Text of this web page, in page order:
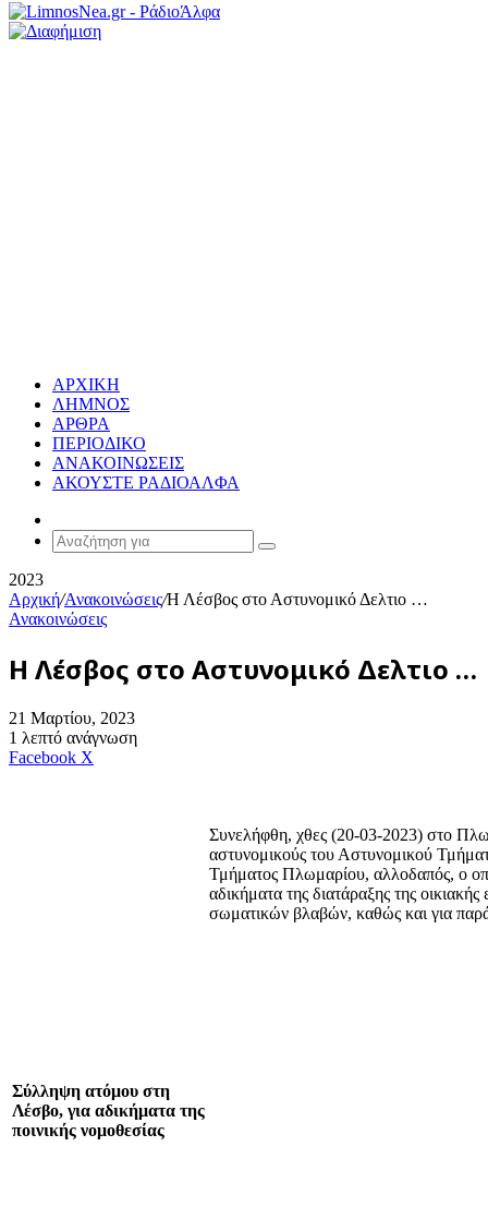
ΑΡΧΙΚΗ
ΛΗΜΝΟΣ
ΑΡΘΡΑ
ΠΕΡΙΟΔΙΚΟ
ΑΝΑΚΟΙΝΩΣΕΙΣ
ΑΚΟΥΣΤΕ ΡΑΔΙΟΑΛΦΑ
Article
Αναζήτηση
2023
Αρχική/Ανακοινώσεις/Η Λέσβος στο Αστυνομικό Δελτιο …
Ανακοινώσεις
Η Λέσβος στο Αστυνομικό Δελτιο …
21 Μαρτίου, 2023
1 λεπτό ανάγνωση
Facebook X
Σύλληψη ατόμου στη
Λέσβο, για αδικήματα της
ποινικής νομοθεσίας
Συνελήφθη, χθες (20-03-2023) στο
αστυνομικούς του Αστυνομικού
Τμήματος Πλωμαρίου, αλλοδαπός, ο
αδικήματα της διατάραξης της
σωματικών βλαβών, καθώς και για